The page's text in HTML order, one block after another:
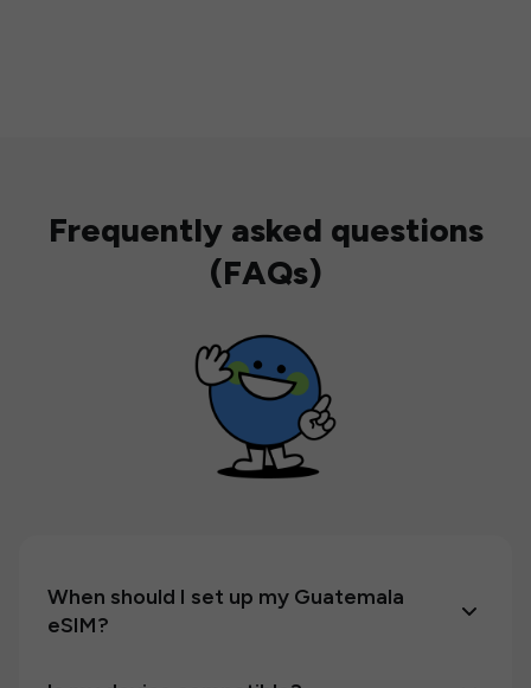
Frequently asked questions
(FAQs)
When should I set up my Guatemala
eSIM?